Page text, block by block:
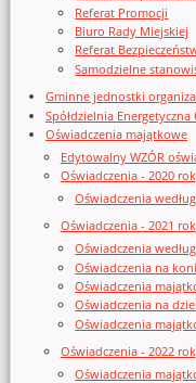
Referat Promocji
Biuro Rady Miejskiej
Referat
Samodzielne
Gminne jednostki
Spółdzielnia
Oświadczenia majątkowe
Edytowalny WZÓR
Oświadczenia - 2020 rok
Oświadczenia
Oświadczenia - 2021 rok
Oświadczenia
Oświadczenia na
Oświadczenia
Oświadczenia na
Oświadczenia
Oświadczenia - 2022 rok
Oświadczenia